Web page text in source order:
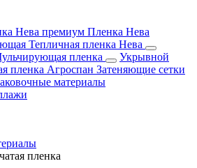
Нева премиум Пленка Нева
Тепличная пленка Нева
пленка
Укрывной
пленка Агроспан Затеняющие сетки
материалы
пленка